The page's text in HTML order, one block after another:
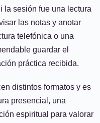
la sesión fue una lectura
las notas y anotar
telefónica o una
guardar el
práctica recibida.
distintos formatos y es
presencial, una
espiritual para valorar